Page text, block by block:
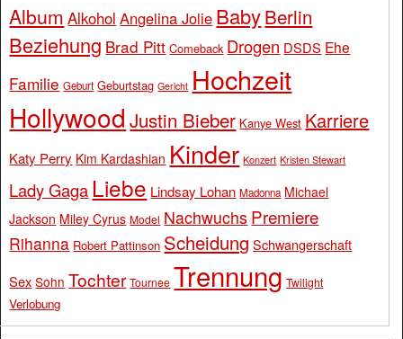
Album Alkohol Angelina Jolie BabyBerlin
Beziehung Brad Pitt Comeback Drogen DSDS Ehe
Familie Geburt Geburtstag Gericht Hochzeit
Hollywood Justin Bieber Kanye West Karriere
Katy Perry Kim Kardashian Kinder Konzert Kristen Stewart
Lady Gaga Liebe Lindsay Lohan Madonna Michael
Jackson Miley Cyrus Model Nachwuchs Premiere
Rihanna Robert Pattinson Scheidung Schwangerschaft
Sex Sohn Tochter Tournee Trennung Twilight
Verlobung